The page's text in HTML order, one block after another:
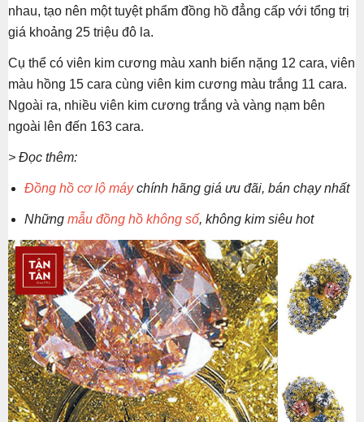
nhau, tạo nên một tuyệt phẩm đồng hồ đẳng cấp với tổng trị
giá khoảng 25 triệu đô la.
Cụ thể có viên kim cương màu xanh biển nặng 12 cara, viên
màu hồng 15 cara cùng viên kim cương màu trắng 11 cara.
Ngoài ra, nhiều viên kim cương trắng và vàng nạm bên
ngoài lên đến 163 cara.
> Đọc thêm:
Đồng hồ cơ lộ máychính hãng giá ưu đãi, bán chạy nhất
Những mẫu đồng hồ không số, không kim siêu hot